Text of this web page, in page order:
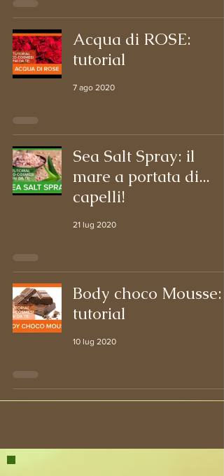
Acqua di ROSE:
tutorial
7 ago 2020
Sea Salt Spray: il
mare a portata di...
capelli!
21 lug 2020
Body choco Mousse:
tutorial
10 lug 2020